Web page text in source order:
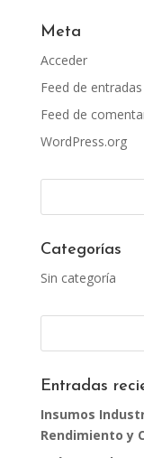
Meta
Acceder
Feed de entradas
Feed de
WordPress.org
Categorías
Sin categoría
Entradas
Insumos
Rendimiento y